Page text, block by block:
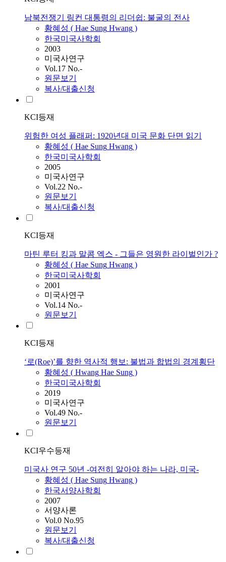
남북전쟁기 링컨 대통령의 리더쉽: 불굴의 전사
황혜성 ( Hae Sung Hwang )
한국미국사학회
2003
미국사연구
Vol.17 No.-
원문보기
복사/대출신청
KCI등재
위험한 여성 플래퍼: 1920년대 미국 문화 단면 읽기
황혜성 ( Hae Sung Hwang )
한국미국사학회
2005
미국사연구
Vol.22 No.-
원문보기
복사/대출신청
KCI등재
마틴 루터 킹과 말콤 엑스 - 그들은 영원한 라이벌인가 ?
황혜성 ( Hae Sung Hwang )
한국미국사학회
2001
미국사연구
Vol.14 No.-
원문보기
KCI등재
‘로(Roe)’를 향한 역사적 행보: 불법과 합법의 경계횡단
황혜성 ( Hwang Hae Sung )
한국미국사학회
2019
미국사연구
Vol.49 No.-
원문보기
KCI우수등재
미국사 연구 50년 -여전히 알아야 하는 나라, 미국-
황혜성 ( Hae Sung Hwang )
한국서양사학회
2007
서양사론
Vol.0 No.95
원문보기
복사/대출신청